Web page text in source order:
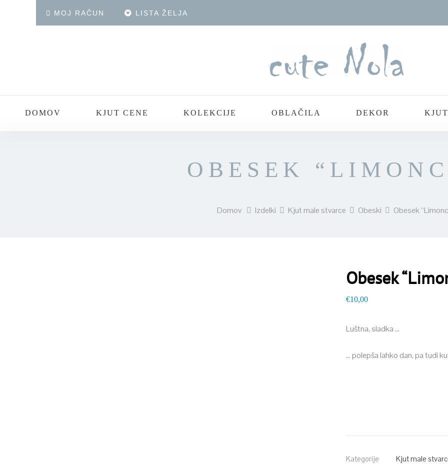
MOJ RAČUN LISTA ŽELJA
DOMOV KJUT CENE KOLEKCIJE OBLAČILA DEKOR
OBESEK
Domov Izdelki Kjut male stvarce Obeski Obesek
Obesek
€10,00
Luštna, sladka …
… polepša lahko dan, pa tudi
Kategorije Kjut male